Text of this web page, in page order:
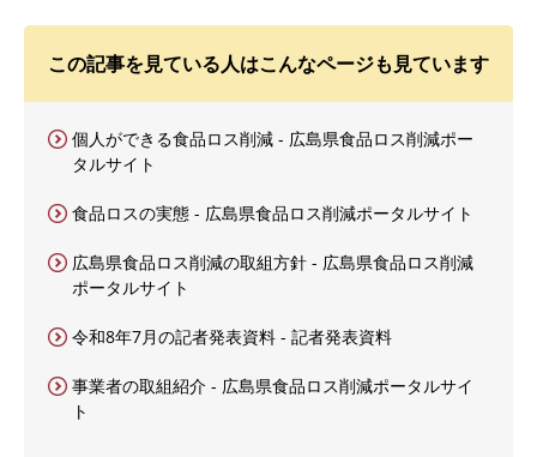
この記事を見ている人はこんなページも見ています
個人ができる食品ロス削減 - 広島県食品ロス削減ポー
タルサイト
食品ロスの実態 - 広島県食品ロス削減ポータルサイト
広島県食品ロス削減の取組方針 - 広島県食品ロス削減
ポータルサイト
令和8年7月の記者発表資料 - 記者発表資料
事業者の取組紹介 - 広島県食品ロス削減ポータルサイ
ト